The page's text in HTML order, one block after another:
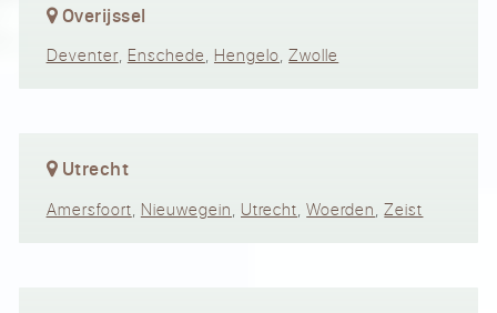
Overijssel
Deventer, Enschede, Hengelo,Zwolle
Utrecht
Amersfoort Nieuwegein Utrecht ,Woerden ,Zeist